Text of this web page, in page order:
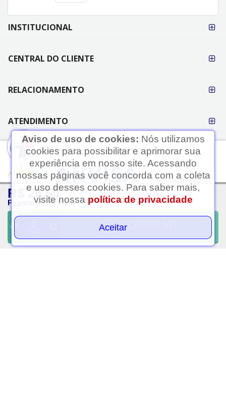
Ledafarma
Clique aqui...
R$ 26,50
Pagamento À Vista
COMPRAR
CADASTRAR
FORMAS DE PAGAMENTO
SEGURANÇA E CREDIBILIDADE
Aviso de uso de cookies: Nós utilizamos
cookies para possibilitar e aprimorar sua
experiência em nosso site. Acessando
nossas páginas você concorda com a coleta
e uso desses cookies. Para saber mais,
visite nossa política de privacidade
Aceitar